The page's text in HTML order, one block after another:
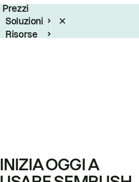
Prezzi
Soluzioni
Risorse
INIZIA OGGI A